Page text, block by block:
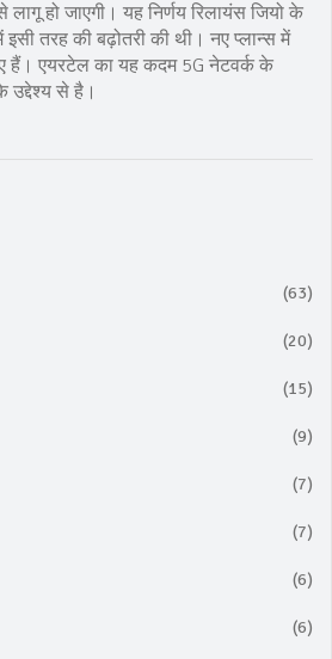
हो जाएगी। यह निर्णय रिलायंस जियो के
तरह की बढ़ोतरी की थी। नए प्लान्स में
हैं। एयरटेल का यह कदम 5G नेटवर्क के
उद्देश्य से है।
(63)
(20)
(15)
(9)
(7)
(7)
(6)
(6)